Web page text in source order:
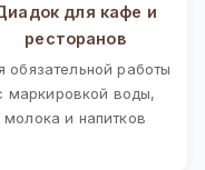
для кафе и
ресторанов
обязательной работы
маркировкой воды,
молока и напитков